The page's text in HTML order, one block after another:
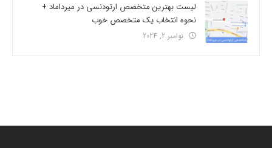
لیست بهترین متخصص ارتودنسی در میرداماد +
نحوه انتخاب یک متخصص خوب
نوامبر 2, 2024